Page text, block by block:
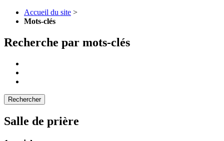
Accueil du site >
Mots-clés
Recherche par mots-clés
Salle de prière